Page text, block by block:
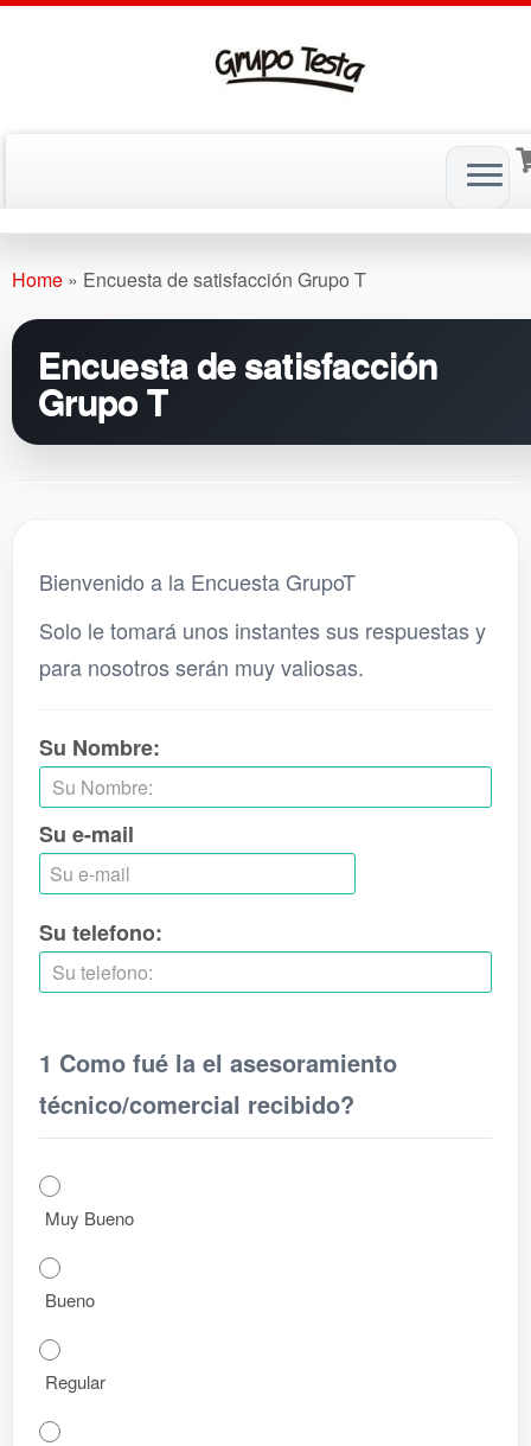
toHome » Encuesta de satisfacción Grupo T
Encuesta de satisfacción
Grupo T
Bienvenido a la Encuesta GrupoT
Solo le tomará unos instantes sus respuestas y
para nosotros serán muy valiosas.
Su Nombre:
Su e-mail
Su telefono:
1 Como fué la el asesoramiento
técnico/comercial recibido?
Muy Bueno
Bueno
Regular